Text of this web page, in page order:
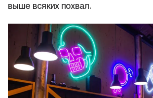
выше всяких похвал.